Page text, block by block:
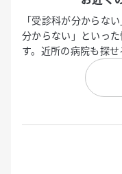
「受診科が分からな
分からない」といっ
す。近所の病院も探せ